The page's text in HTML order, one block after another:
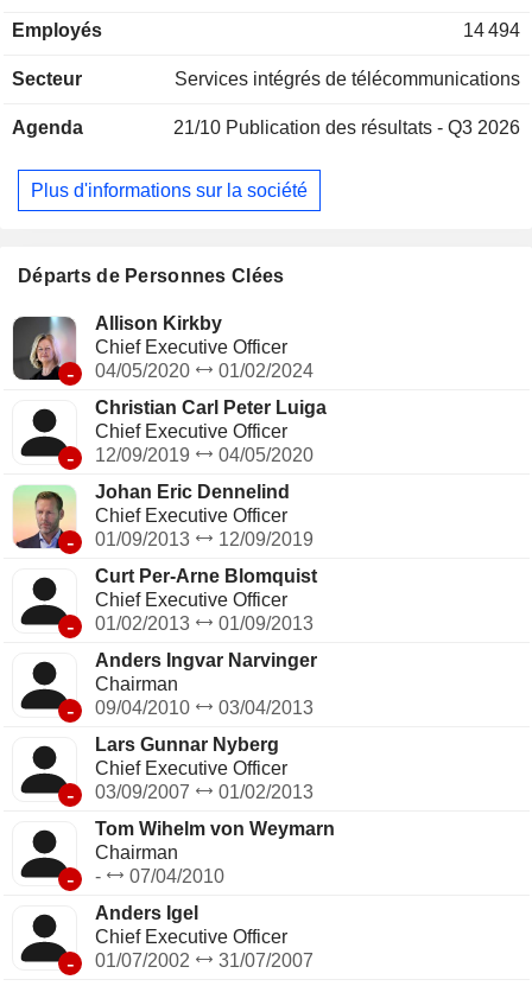
millions), etc. ; - vente et location d'équipements de
médias (7,9%) : production et diffusion de contenus
(18,7%). La répartition géographique du CA est la suivante :
Lituanie (7%), Estonie (5,1%) et autres (8,3%).
Employés 14 494
Secteur Services intégrés de télécommunications
Agenda 21/10 Publication des résultats - Q3 2026
Plus d'informations sur la société
Départs de Personnes Clées
-
Allison Kirkby
Chief Executive Officer
04/05/2020
01/02/2024
-
Christian Carl Peter Luiga
Chief Executive Officer
12/09/2019
04/05/2020
-
Johan Eric Dennelind
Chief Executive Officer
01/09/2013
12/09/2019
-
Curt Per-Arne Blomquist
Chief Executive Officer
01/02/2013
01/09/2013
-
Anders Ingvar Narvinger
Chairman
09/04/2010
03/04/2013
-
Lars Gunnar Nyberg
Chief Executive Officer
03/09/2007
01/02/2013
-
Tom Wihelm von Weymarn
Chairman
-
07/04/2010
-
Anders Igel
Chief Executive Officer
01/07/2002
31/07/2007